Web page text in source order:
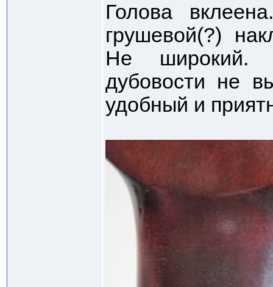
Голова
грушевой(?)
Не широкий.
дубовости не
удобный и